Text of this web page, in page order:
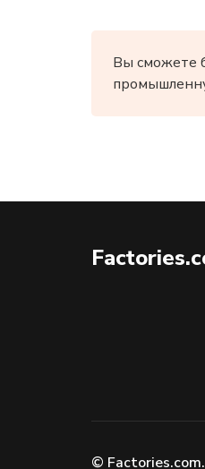
Вы сможете
©